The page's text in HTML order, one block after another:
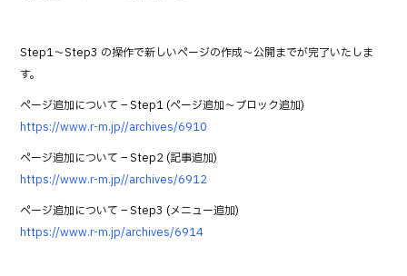
Step1～Step3 の操作で新しいページの作成～公開までが完了いたしま
す。
ページ追加について – Step1 (ページ追加～ブロック追加)
https://www.r-m.jp//archives/6910
ページ追加について – Step2 (記事追加)
https://www.r-m.jp//archives/6912
ページ追加について – Step3 (メニュー追加)
https://www.r-m.jp/archives/6914